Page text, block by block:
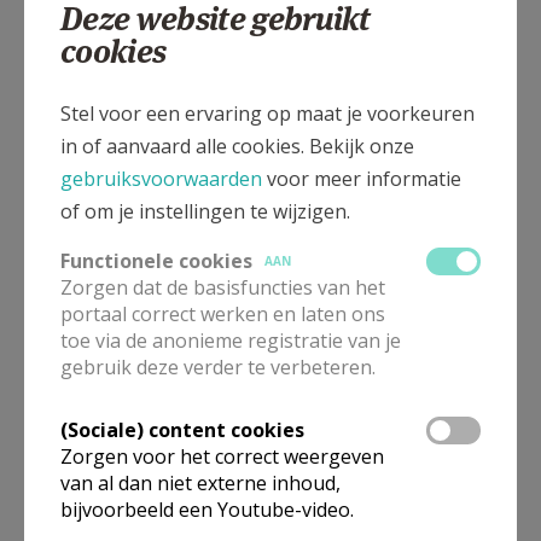
Nieuwjaarsconcert "De Ware Vrienden" 2019
Nieuwjaarsreceptie Stekene 2017
Nieuw Gelaag (ABRI): bewoners op bedevaart
2018
OKRA Stekene: kerstfeest 2016
Open monumentendag Kemzeke 2017
Paarden- en dierenzegening 2016
Paarden- en dierenzegening 2018
Paaswake Stekene 2018
Palmzondag 2016
Passiekruis in Stekene (Avondviering) 2020
Pastoor Luc: afscheid in WZC Zoetenaard 2018
Pastoor Luc 50 jaar in 2017
Deze website gebruikt
cookies
Stel voor een ervaring op maat je voorkeuren
in of aanvaard alle cookies. Bekijk onze
gebruiksvoorwaarden voor meer informatie
of om je instellingen te wijzigen.
Functionele cookies
AAN
Zorgen dat de basisfuncties van het
portaal correct werken en laten ons
toe via de anonieme registratie van je
gebruik deze verder te verbeteren.
(Sociale) content cookies
Zorgen voor het correct weergeven
van al dan niet externe inhoud,
bijvoorbeeld een Youtube-video.